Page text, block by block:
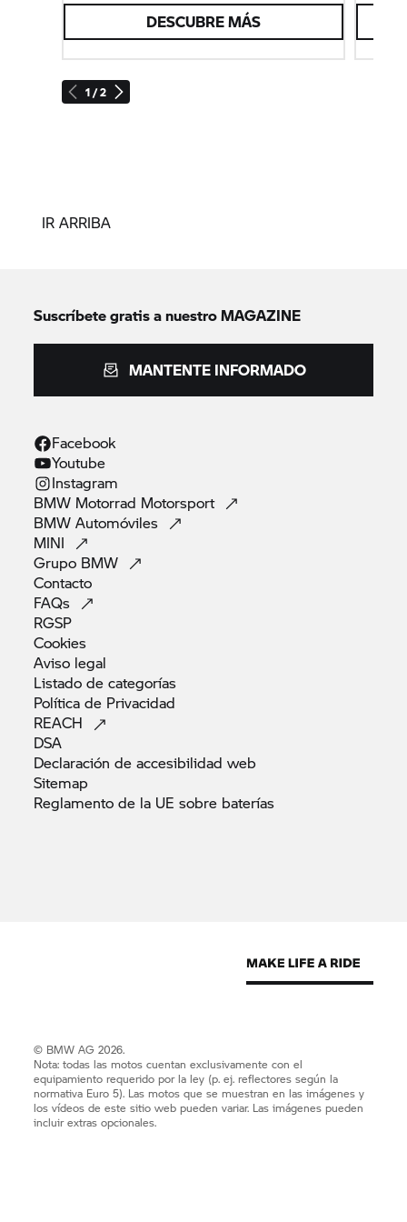
1 / 2
DESCUBRE MÁS
IR ARRIBA
Suscríbete gratis a nuestro MAGAZINE
MANTENTE INFORMADO
Facebook
Youtube
Instagram
BMW Motorrad Motorsport
BMWAutomóviles
MINI
Grupo BMW
Contacto
FAQs
RGSP
Cookies
Aviso legal
Listado decategorías
Política de Privacidad
REACH
DSA
Declaración de accesibilidadweb
Sitemap
Reglamento de la UE sobre baterías
© BMW AG 2026.
Nota: todas las motos cuentan exclusivamente con el
equipamiento requerido por la ley (p. ej. reflectores según la
normativa Euro 5). Las motos que se muestran en las imágenes y
los vídeos de este sitio web pueden variar. Las imágenes pueden
incluir extras opcionales.